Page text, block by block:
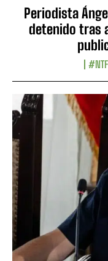
Periodista
detenido tras
#NTF